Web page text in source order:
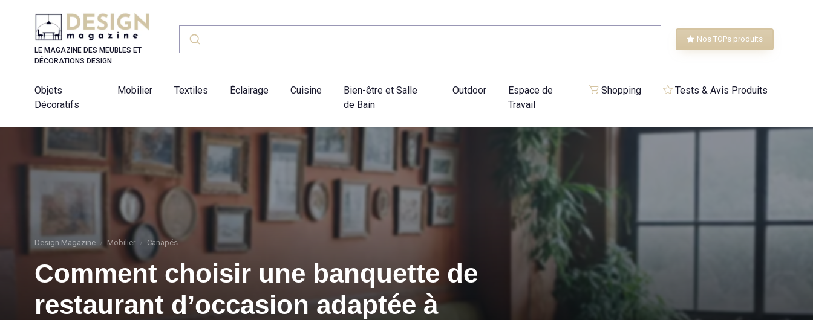
LE MAGAZINE DES MEUBLES ET
DÉCORATIONS DESIGN
Nos TOPs produits
Objets
Décoratifs
Mobilier Textiles Éclairage Cuisine
Bien-être et Salle
de Bain
Outdoor
Espace de
Travail
Shopping Tests & Avis Produits
Design Magazine Mobilier Canapés
Comment choisir une banquette de
restaurant d’occasion adaptée à